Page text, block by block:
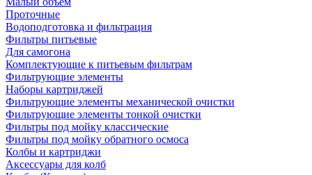
Проточные
Водоподготовка и фильтрация
Фильтры питьевые
Для самогона
Комплектующие к питьевым фильтрам
Фильтрующие элементы
Наборы картриджей
Фильтрующие элементы механической очистки
Фильтрующие элементы тонкой очистки
Фильтры под мойку классические
Фильтры под мойку обратного осмоса
Колбы и картриджи
Аксессуары для колб